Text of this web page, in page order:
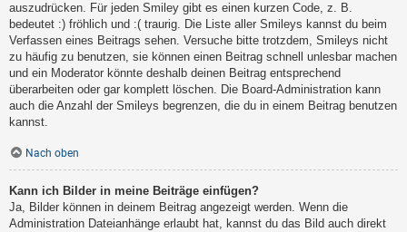
auszudrücken. Für jeden Smiley gibt es einen kurzen Code, z. B.
bedeutet :) fröhlich und :( traurig. Die Liste aller Smileys kannst du beim
Verfassen eines Beitrags sehen. Versuche bitte trotzdem, Smileys nicht
zu häufig zu benutzen, sie können einen Beitrag schnell unlesbar machen
und ein Moderator könnte deshalb deinen Beitrag entsprechend
überarbeiten oder gar komplett löschen. Die Board-Administration kann
auch die Anzahl der Smileys begrenzen, die du in einem Beitrag benutzen
kannst.
Nach oben
Kann ich Bilder in meine Beiträge einfügen?
Ja, Bilder können in deinem Beitrag angezeigt werden. Wenn die
Administration Dateianhänge erlaubt hat, kannst du das Bild auch direkt